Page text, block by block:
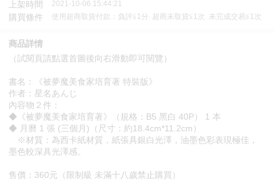
上架時間 2021-10-06 15:44:21
購買條件 使用超商取貨付款：負評≦1分 超商未取貨≦1次 未完成交易≦1次
商品詳情
（試閱頁請點選首圖後向右滑動即可閱覽）
書名：《被夢魔美食家培育著 特裝版》
作者：星名あんじ
內容物２件：
◆《被夢魔美食家培育著》（規格：B5 黑白 40P） 1 本
◆ 月曆 1 張 (三個月)（尺寸：約18.4cm*11.2cm）
※材質：為西卡紙材質，紙張具銀白光澤，油墨色彩表現極佳，
墨色較深具光澤感。
售價：360元（限制級 未滿十八歲禁止購買）